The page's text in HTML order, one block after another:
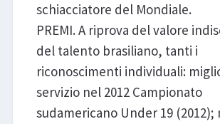
schiacciatore del Mondiale.
PREMI. A riprova del valore
del talento brasiliano, tanti i
riconoscimenti individuali:
servizio nel 2012 Campionato
sudamericano Under 19 (2012);